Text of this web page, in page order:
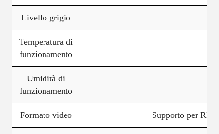
Livello grigio
Temperatura di
funzionamento
Umidità di
funzionamento
Formato video Supporto per